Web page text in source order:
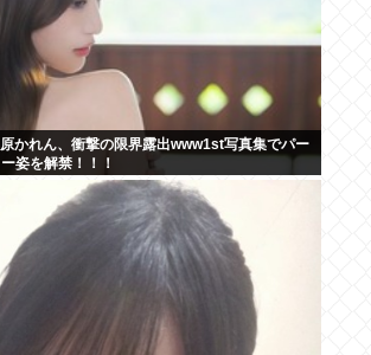
かれん、衝撃の限界露出www1st写真集でパー
姿を解禁！！！